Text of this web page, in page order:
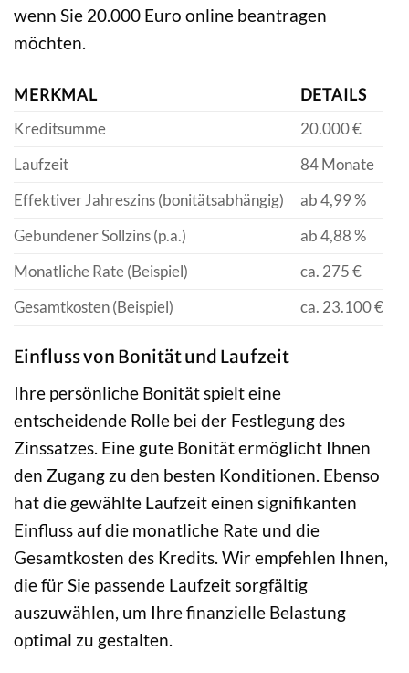
wenn Sie 20.000 Euro online beantragen
möchten.
MERKMAL
DETAILS
Kreditsumme
20.000 €
Laufzeit
84 Monate
Effektiver Jahreszins (bonitätsabhängig)
ab 4,99 %
Gebundener Sollzins (p.a.)
ab 4,88 %
Monatliche Rate (Beispiel)
ca. 275 €
Gesamtkosten (Beispiel)
ca. 23.100 €
Einfluss von Bonität und Laufzeit
Ihre persönliche Bonität spielt eine
entscheidende Rolle bei der Festlegung des
Zinssatzes. Eine gute Bonität ermöglicht Ihnen
den Zugang zu den besten Konditionen. Ebenso
hat die gewählte Laufzeit einen signifikanten
Einfluss auf die monatliche Rate und die
Gesamtkosten des Kredits. Wir empfehlen Ihnen,
die für Sie passende Laufzeit sorgfältig
auszuwählen, um Ihre finanzielle Belastung
optimal zu gestalten.